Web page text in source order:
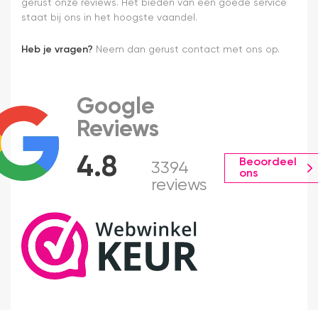
gerust onze reviews. Het bieden van een goede service
staat bij ons in het hoogste vaandel.
Heb je vragen? Neem dan gerust contact met ons op.
4.8
Google
Reviews
3394
reviews
Beoordeel
ons